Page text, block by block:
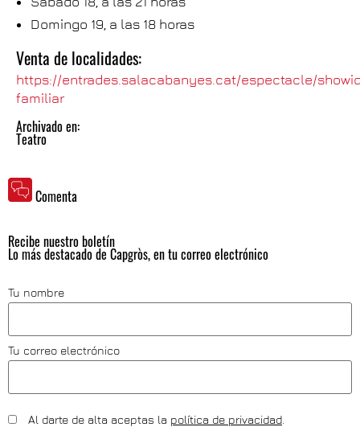
Domingo 19, a las 18 horas
Venta de localidades:
https://entrades.salacabanyes.cat/espectacle/
familiar
Archivado en:
Teatro
Comenta
Recibe nuestro boletín
Lo más destacado de Capgròs, en tu correo electrónico
Tu nombre
Tu correo electrónico
Al darte de alta aceptas la política de privacidad